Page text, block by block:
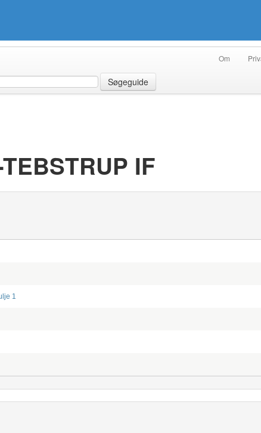
Om
Søgeguide
IF
1